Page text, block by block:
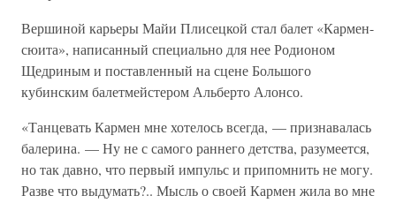
Вершиной карьеры Майи Плисецкой стал балет «Кармен-
сюита», написанный специально для нее Родионом
Щедриным и поставленный на сцене Большого
кубинским балетмейстером Альберто Алонсо.
«Танцевать Кармен мне хотелось всегда, — признавалась
балерина. — Ну не с самого раннего детства, разумеется,
но так давно, что первый импульс и припомнить не могу.
Разве что выдумать?.. Мысль о своей Кармен жила во мне